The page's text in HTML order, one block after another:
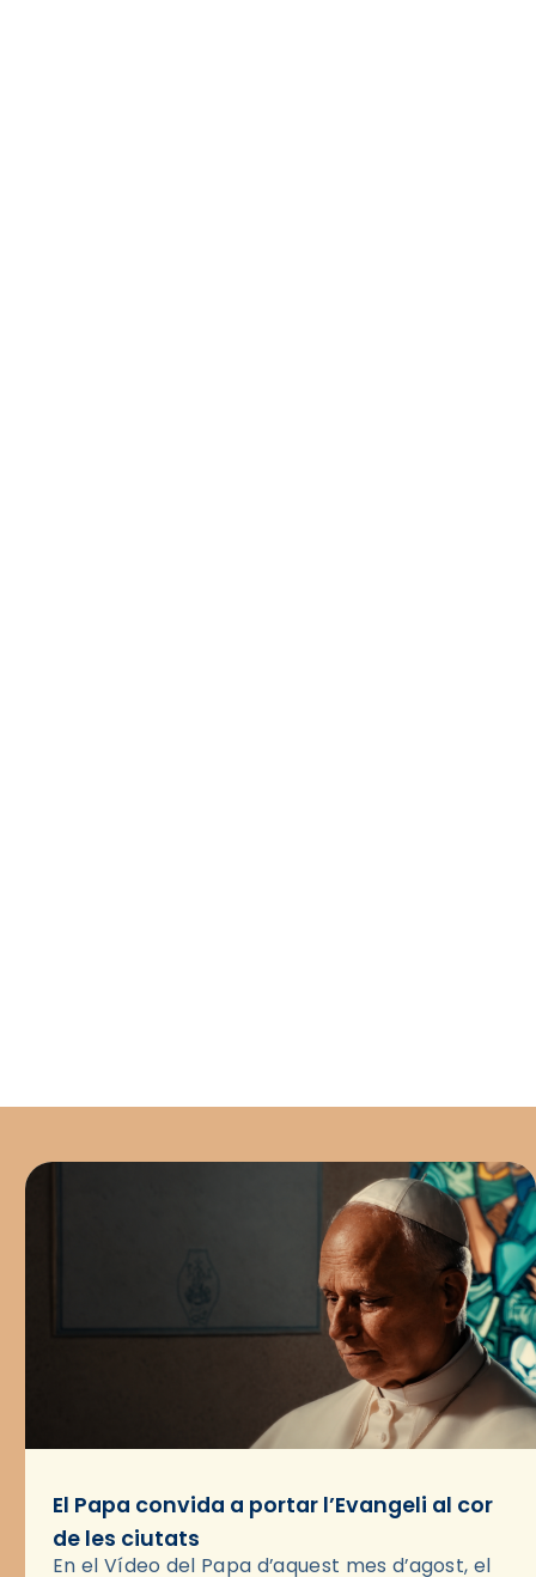
El Papa convida a portar l’Evangeli al cor
de les ciutats
En el Vídeo del Papa d’aquest mes d’agost, el